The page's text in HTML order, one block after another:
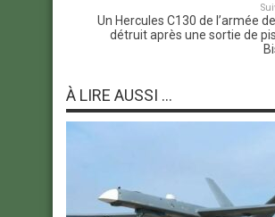
Un Hercules C130 de l’armée
détruit après une sortie de
À LIRE AUSSI ...